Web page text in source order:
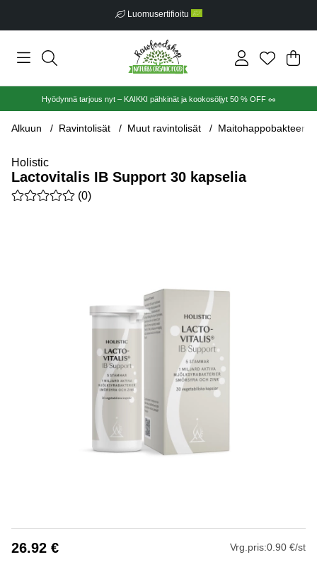
Luomusertifioitu
.
Hyödynnä tarjous nyt – KAIKKI pähkinät ja kookosöljyt 50 % OFF 🥜
Alkuun Ravintolisät Muut ravintolisät Maitohappobakteerit
Holistic
Lactovitalis IB Support 30 kapselia
Keskiarvoluokitus 0 / 5 Arvioiden määrä 0
(0)
26.92 € Vrg.pris:0.90 €/st